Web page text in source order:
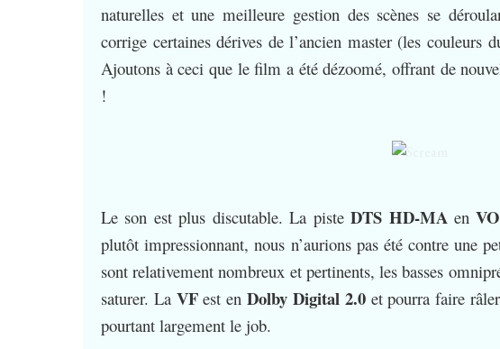
naturelles et une meilleure gestion des scènes se
corrige certaines dérives de l’ancien master (les
Ajoutons à ceci que le film a été dézoomé, offrant de
!
Le son est plus discutable. La pisteDTS HD-MA enVO
plutôt impressionnant, nous n’aurions pas été contre une
sont relativement nombreux et pertinents, les basses
saturer. La VFest enDolby Digital 2.0et pourra faire
pourtant largement le job.